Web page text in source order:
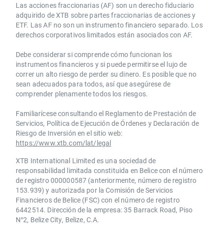
Las acciones fraccionarias (AF) son un derecho fiduciario
adquirido de XTB sobre partes fraccionarias de acciones y
ETF. Las AF no son un instrumento financiero separado. Los
derechos corporativos limitados están asociados con AF.
Debe considerar si comprende cómo funcionan los
instrumentos financieros y si puede permitirse el lujo de
correr un alto riesgo de perder su dinero. Es posible que no
sean adecuados para todos, así que asegúrese de
comprender plenamente todos los riesgos.
Familiarícese consultando el Reglamento de Prestación de
Servicios, Política de Ejecución de Órdenes y Declaración de
Riesgo de Inversión en el sitio web:
https://www.xtb.com/lat/legal
XTB International Limited es una sociedad de
responsabilidad limitada constituida en Belice con el número
de registro 000000587 (anteriormente, número de registro
153.939) y autorizada por la Comisión de Servicios
Financieros de Belice (FSC) con el número de registro
6442514. Dirección de la empresa: 35 Barrack Road, Piso
N°2, Belize City, Belize, C.A.